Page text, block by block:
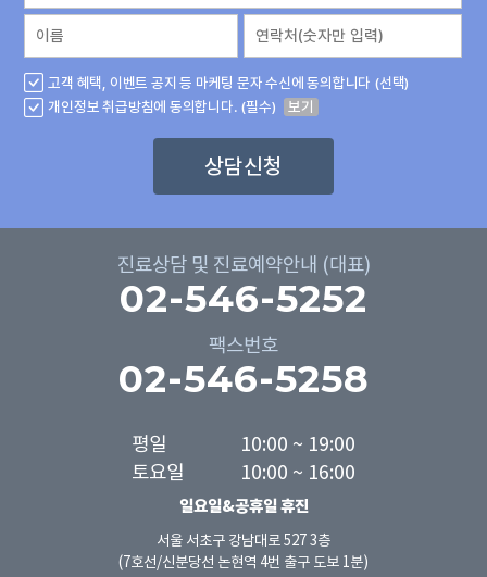
고객 혜택, 이벤트 공지 등 마케팅 문자 수신에 동의합니다 (선택)
개인정보 취급방침에 동의합니다. (필수)
보기
상담신청
진료상담 및 진료예약안내 (대표)
02-546-5252
팩스번호
02-546-5258
평일
토요일
10:00 ~ 19:00
10:00 ~ 16:00
일요일&공휴일 휴진
서울 서초구 강남대로 527 3층
(7호선/신분당선 논현역 4번 출구 도보 1분)